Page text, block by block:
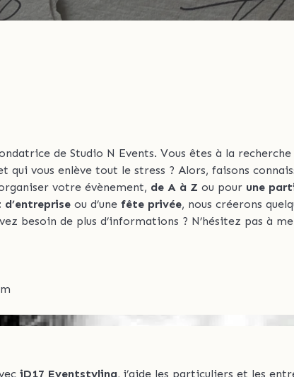
de Studio N Events. Vous êtes à la
qui vous enlève tout le stress ? Alors, faisons
votre évènement, de A à Z ou pour une
d’entrepriseou d’une fête privée, nous créerons
besoin de plus d’informations ? N’hésitez pas à
iD17 Eventstyling, j’aide les particuliers et les